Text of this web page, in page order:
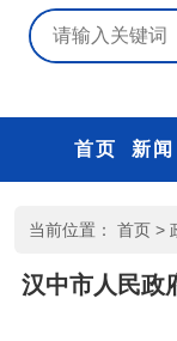
首页 新闻
当前位置： 首页 >
汉中市人民政